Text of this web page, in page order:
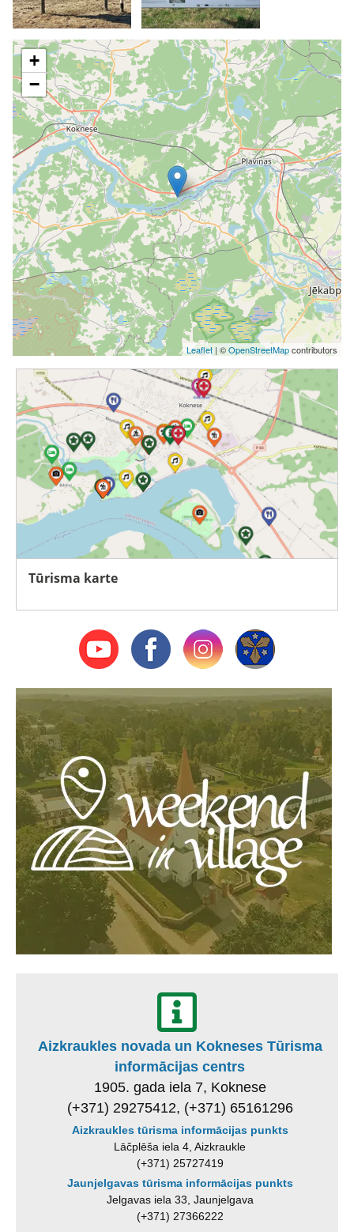
+
−
Leaflet | ©OpenStreetMapcontributors
Tūrisma karte
Aizkraukles novada un Kokneses Tūrisma
informācijas centrs
1905. gada iela 7, Koknese
(+371) 29275412, (+371) 65161296
Aizkraukles tūrisma informācijas punkts
Lāčplēša iela 4, Aizkraukle
(+371) 25727419
Jaunjelgavas tūrisma informācijas punkts
Jelgavas iela 33, Jaunjelgava
(+371) 27366222